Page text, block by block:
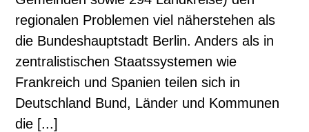
regionalen Problemen viel näherstehen als
die Bundeshauptstadt Berlin. Anders als in
zentralistischen Staatssystemen wie
Frankreich und Spanien teilen sich in
Deutschland Bund, Länder und Kommunen
die [...]